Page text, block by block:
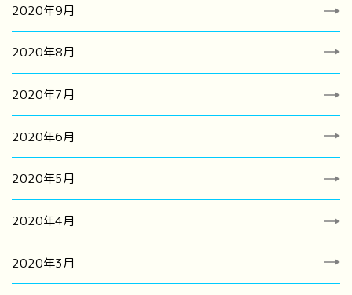
2020年9月
2020年8月
2020年7月
2020年6月
2020年5月
2020年4月
2020年3月